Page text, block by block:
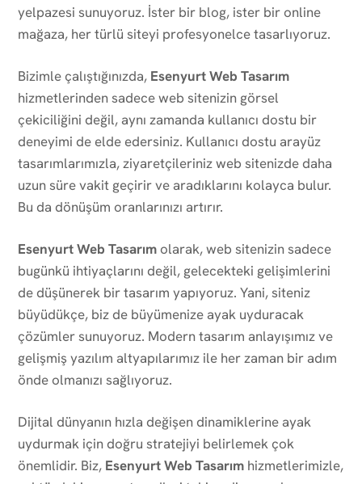
yelpazesi sunuyoruz. İster bir blog, ister bir online
mağaza, her türlü siteyi profesyonelce tasarlıyoruz.
Bizimle çalıştığınızda, Esenyurt Web Tasarım
hizmetlerinden sadece web sitenizin görsel
çekiciliğini değil, aynı zamanda kullanıcı dostu bir
deneyimi de elde edersiniz. Kullanıcı dostu arayüz
tasarımlarımızla, ziyaretçileriniz web sitenizde daha
uzun süre vakit geçirir ve aradıklarını kolayca bulur.
Bu da dönüşüm oranlarınızı artırır.
Esenyurt Web Tasarım olarak, web sitenizin sadece
bugünkü ihtiyaçlarını değil, gelecekteki gelişimlerini
de düşünerek bir tasarım yapıyoruz. Yani, siteniz
büyüdükçe, biz de büyümenize ayak uyduracak
çözümler sunuyoruz. Modern tasarım anlayışımız ve
gelişmiş yazılım altyapılarımız ile her zaman bir adım
önde olmanızı sağlıyoruz.
Dijital dünyanın hızla değişen dinamiklerine ayak
uydurmak için doğru stratejiyi belirlemek çok
önemlidir. Biz, Esenyurt Web Tasarım hizmetlerimizle,